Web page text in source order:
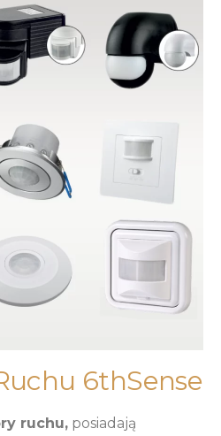
6thSense
ruchu, posiadają